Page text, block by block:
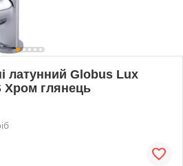
латунний Globus Lux
Хром глянець